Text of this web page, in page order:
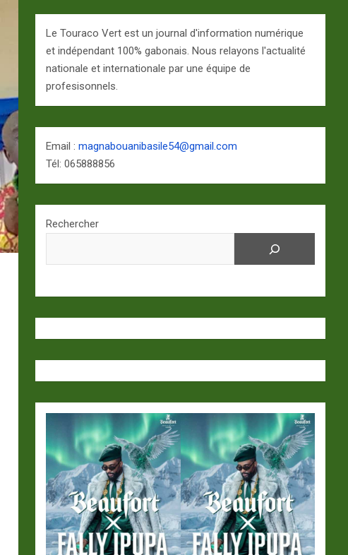
Le Touraco Vert est un journal d'information numérique
et indépendant 100% gabonais. Nous relayons l'actualité
nationale et internationale par une équipe de
profesisonnels.
Email :magnabouanibasile54@gmail.com
Tél: 065888856
Rechercher